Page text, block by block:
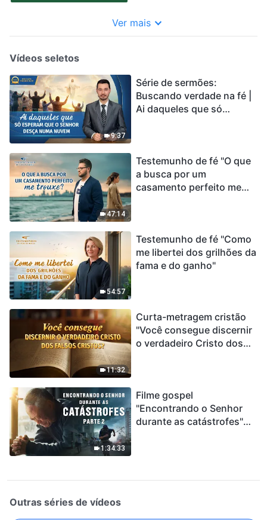
Ver mais
Vídeos seletos
9:37
Série de sermões:
Buscando verdade na fé |
Ai daqueles que só
47:14
Testemunho de fé "O que
a busca por um
casamento perfeito me
54:57
Testemunho de fé "Como
me libertei dos grilhões da
fama e do ganho"
11:32
Curta-metragem cristão
"Você consegue discernir
o verdadeiro Cristo dos
1:34:33
Filme gospel
"Encontrando o Senhor
durante as catástrofes"
Outras séries de vídeos